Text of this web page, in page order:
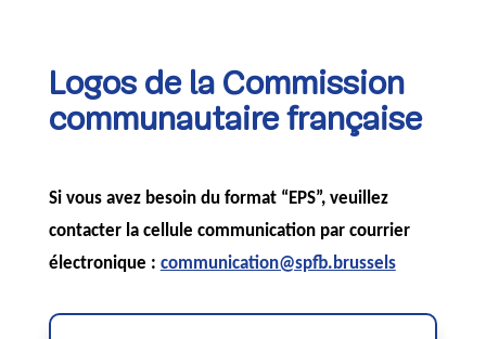
Logos de la Commission
communautaire française
Si vous avez besoin du format “EPS”, veuillez
contacter la cellule communication par courrier
électronique : communication@spfb.brussels